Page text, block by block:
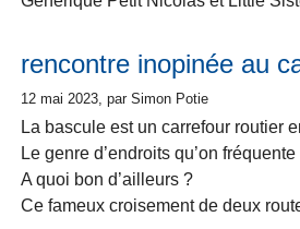
rencontre inopinée au
12 mai 2023 , par Simon Potie
La bascule est un carrefour routier
Le genre d’endroits qu’on
A quoi bon d’ailleurs ?
Ce fameux croisement de deux